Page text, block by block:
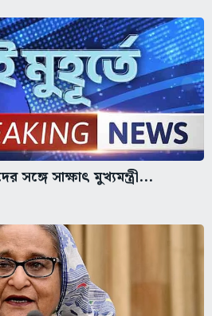
সঙ্গে সাক্ষাৎ মুখ্যমন্ত্রী...